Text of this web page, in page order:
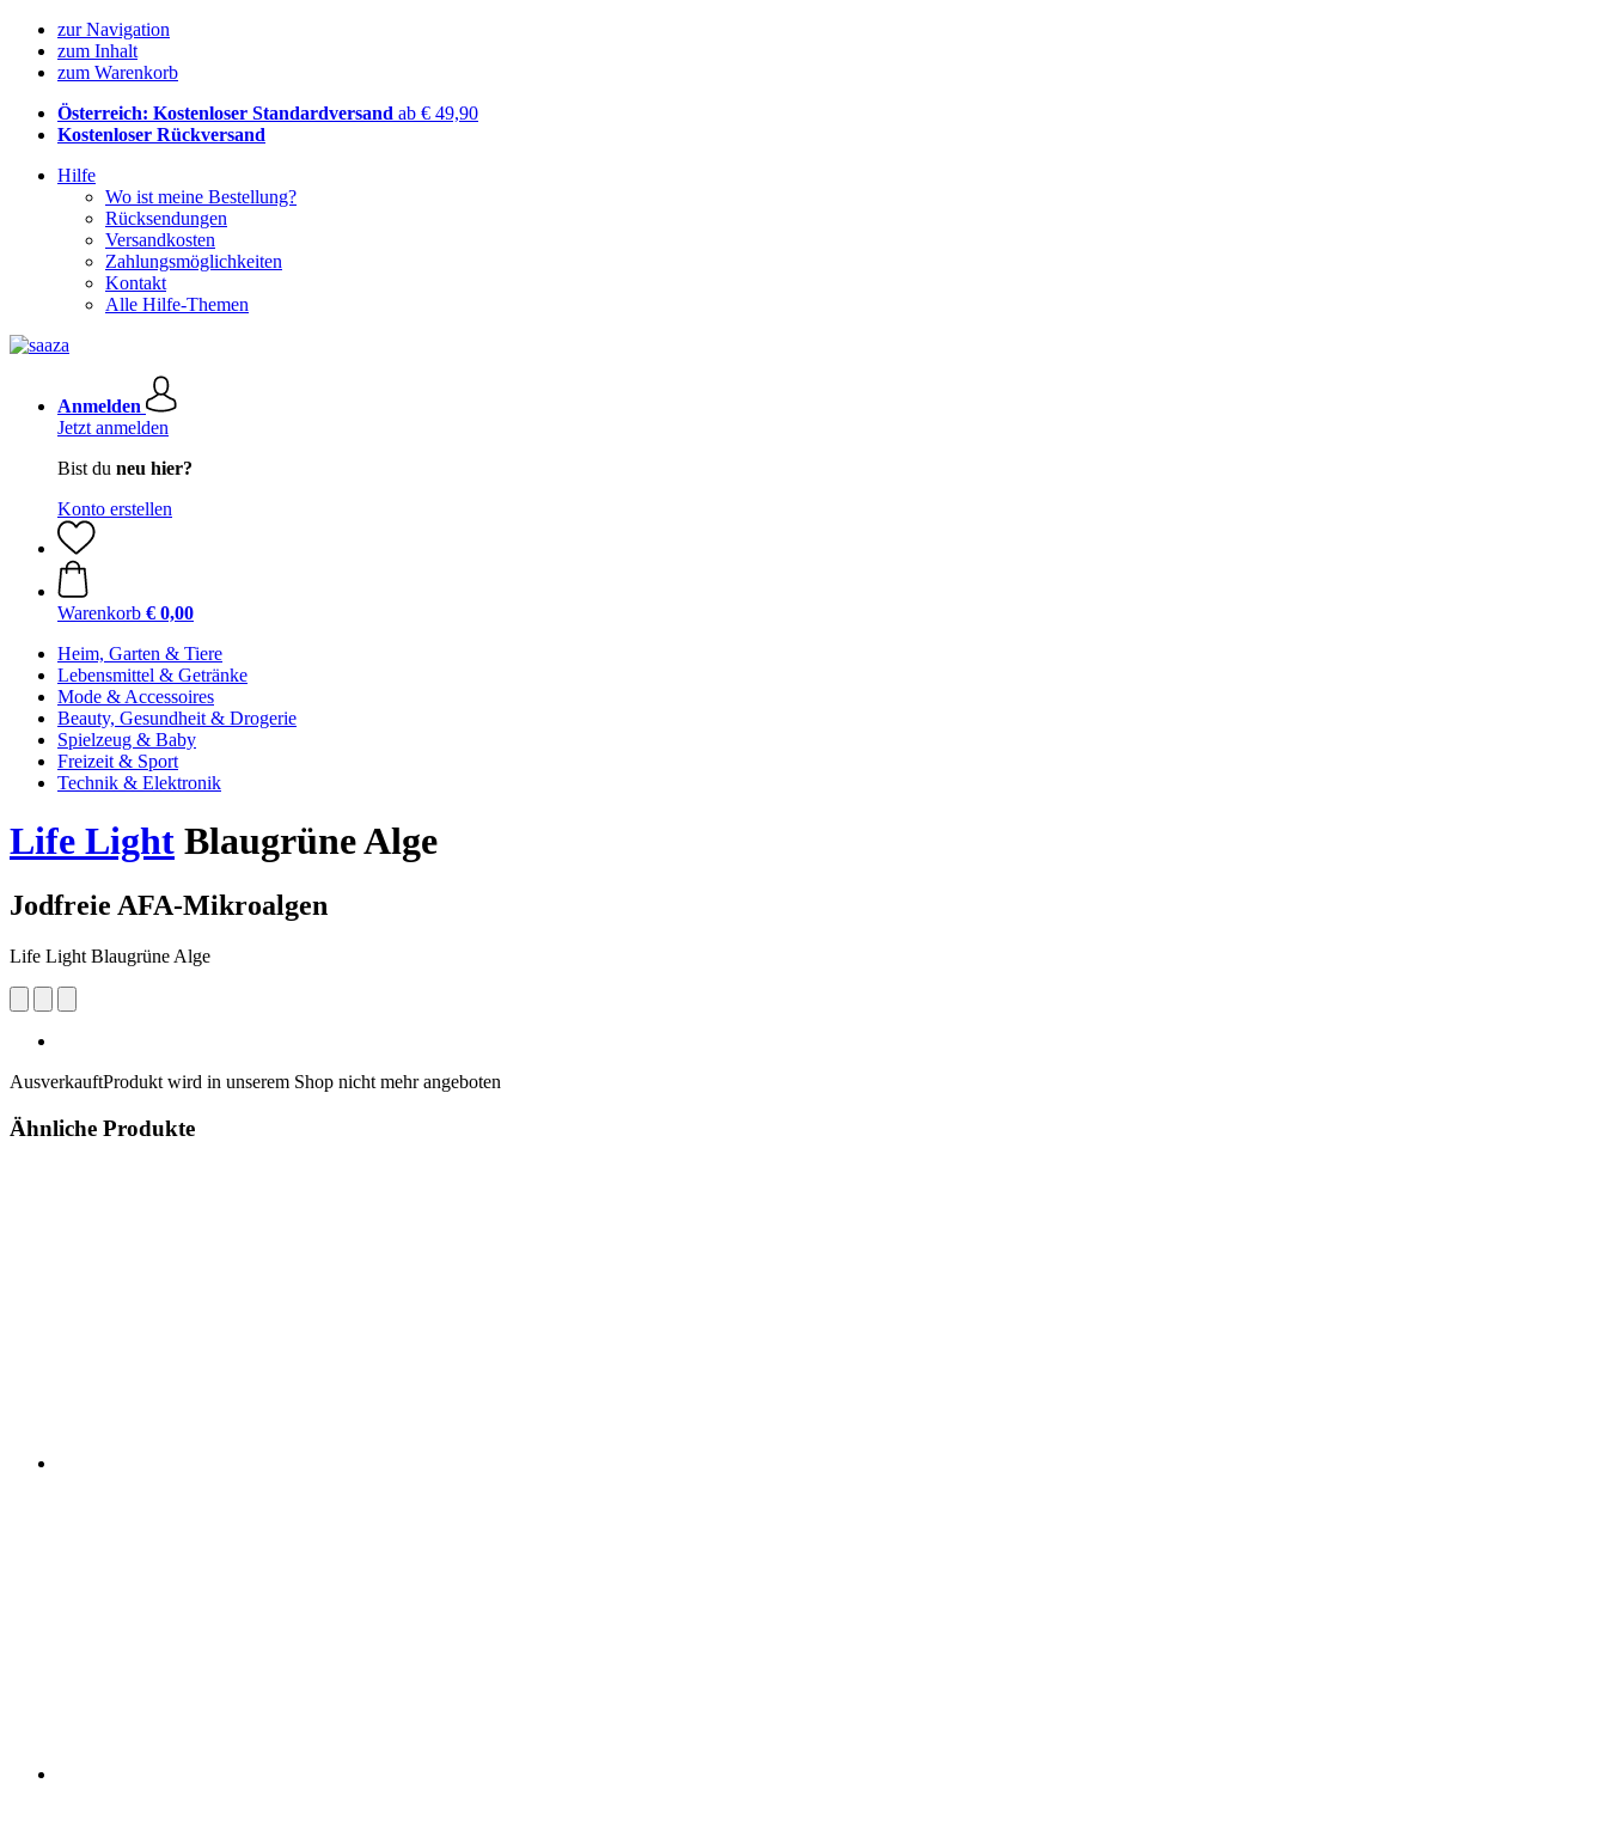
zur Navigation
zum Inhalt
zum Warenkorb
Österreich: Kostenloser Standardversand ab € 49,90
Kostenloser Rückversand
Hilfe
Wo ist meine Bestellung?
Rücksendungen
Versandkosten
Zahlungsmöglichkeiten
Kontakt
Alle Hilfe-Themen
Anmelden
Jetzt anmelden
Bist du neu hier?
Konto erstellen
Warenkorb € 0,00
Heim, Garten & Tiere
Lebensmittel & Getränke
Mode & Accessoires
Beauty, Gesundheit & Drogerie
Spielzeug & Baby
Freizeit & Sport
Technik & Elektronik
Life Light Blaugrüne Alge
Jodfreie AFA-Mikroalgen
Life Light Blaugrüne Alge
AusverkauftProdukt wird in unserem Shop nicht mehr angeboten
Ähnliche Produkte